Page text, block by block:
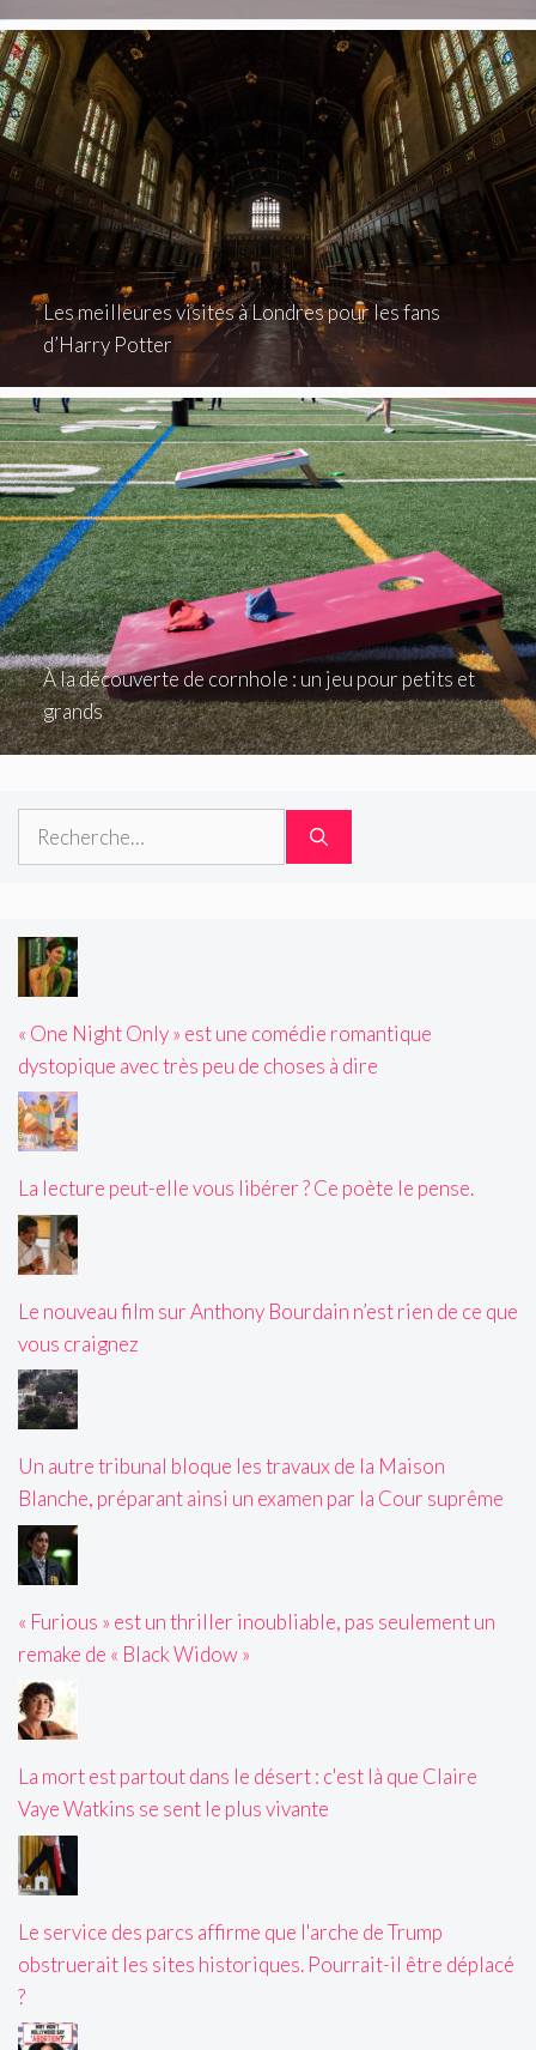
Les meilleures visites à Londres pour les fans
d’Harry Potter
À la découverte de cornhole : un jeu pour petits et
grands
Rechercher :
« One Night Only » est une comédie romantique
dystopique avec très peu de choses à dire
La lecture peut-elle vous libérer ? Ce poète le pense.
Le nouveau film sur Anthony Bourdain n’est rien de ce que
vous craignez
Un autre tribunal bloque les travaux de la Maison
Blanche, préparant ainsi un examen par la Cour suprême
« Furious » est un thriller inoubliable, pas seulement un
remake de « Black Widow »
La mort est partout dans le désert : c'est là que Claire
Vaye Watkins se sent le plus vivante
Le service des parcs affirme que l'arche de Trump
obstruerait les sites historiques. Pourrait-il être déplacé
?